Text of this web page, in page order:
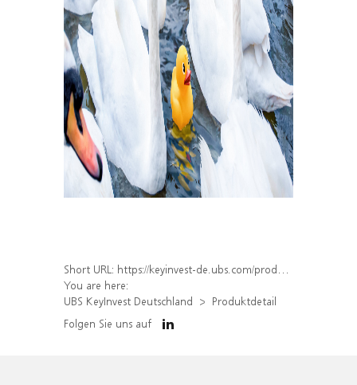
Short URL: https://keyinvest-de.ubs.com/produkt/detail/index/isin/DE000WA81MQ0
You are here:
UBS KeyInvest Deutschland
Produktdetail
Folgen Sie uns auf